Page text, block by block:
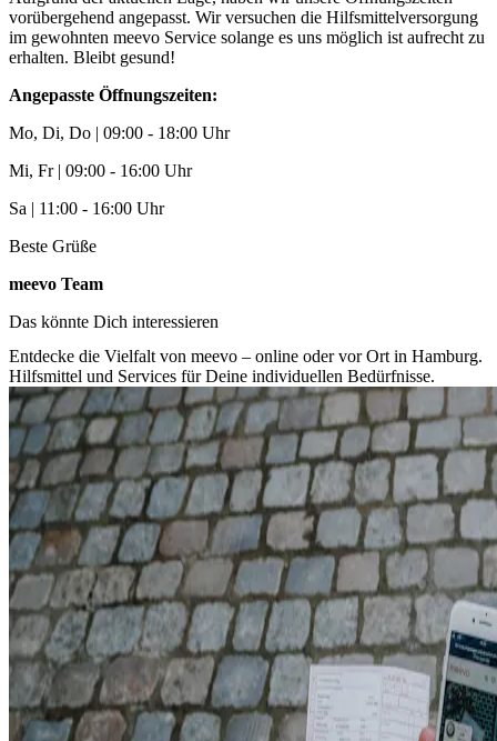
vorübergehend angepasst. Wir versuchen die Hilfsmittelversorgung
im gewohnten meevo Service solange es uns möglich ist aufrecht zu
erhalten. Bleibt gesund!
Angepasste Öffnungszeiten:
Mo, Di, Do | 09:00 - 18:00 Uhr
Mi, Fr | 09:00 - 16:00 Uhr
Sa | 11:00 - 16:00 Uhr
Beste Grüße
meevo Team
Das könnte Dich interessieren
Entdecke die Vielfalt von meevo – online oder vor Ort in Hamburg.
Hilfsmittel und Services für Deine individuellen Bedürfnisse.